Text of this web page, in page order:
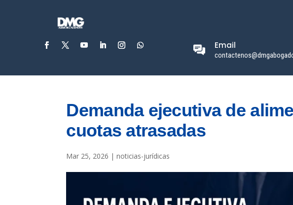
Email
Demanda ejecutiva de
cuotas atrasadas
Mar 25, 2026 |noticias-jurídicas